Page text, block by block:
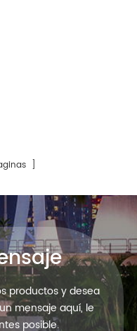
]
productos y desea
mensaje aquí, le
posible.